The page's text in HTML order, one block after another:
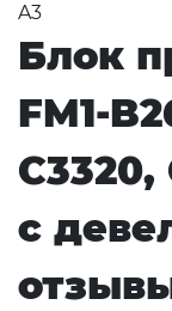
A3
Блок
FM1-
с